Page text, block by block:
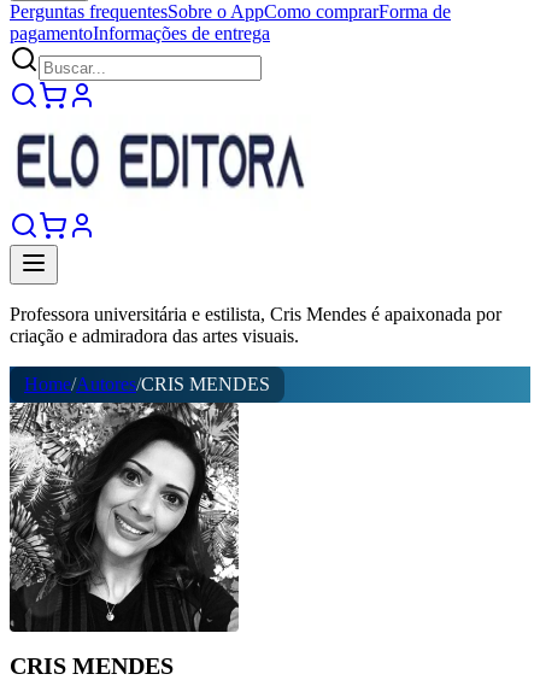
Perguntas frequentesSobre o AppComo comprarForma de
pagamentoInformações de entrega
Professora universitária e estilista, Cris Mendes é apaixonada por
criação e admiradora das artes visuais.
Home/Autores/CRIS MENDES
CRIS MENDES